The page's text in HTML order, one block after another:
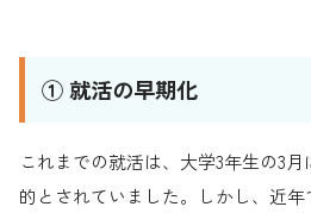
① 就活の早期化
これまでの就活は、大学3年生の3
的とされていました。しかし、近